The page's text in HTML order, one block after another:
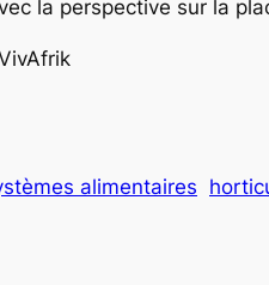
la perspective sur la
alimentaires